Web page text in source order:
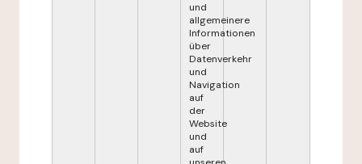
und
allgemeinere
Informationen
über
Datenverkehr
und
Navigation
auf
der
Website
und
auf